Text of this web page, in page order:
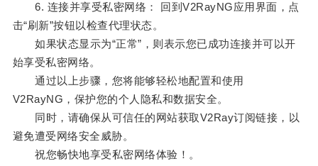
6. 连接并享受私密网络： 回到V2RayNG应用界面，点
击“刷新”按钮以检查代理状态。
如果状态显示为“正常”，则表示您已成功连接并可以开
始享受私密网络。
通过以上步骤，您将能够轻松地配置和使用
V2RayNG，保护您的个人隐私和数据安全。
同时，请确保从可信任的网站获取V2Ray订阅链接，以
避免遭受网络安全威胁。
祝您畅快地享受私密网络体验！。